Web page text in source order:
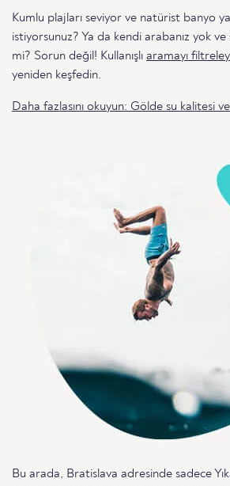
Kumlu plajları seviyor ve natürist banyo
istiyorsunuz? Ya da kendi arabanız yok
mi? Sorun değil! Kullanışlı aramayı
yeniden keşfedin.
Daha fazlasını okuyun: Gölde su kalitesi
Bu arada, Bratislava adresinde sadece